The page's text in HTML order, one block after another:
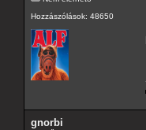
Hozzászólások: 48650
gnorbi